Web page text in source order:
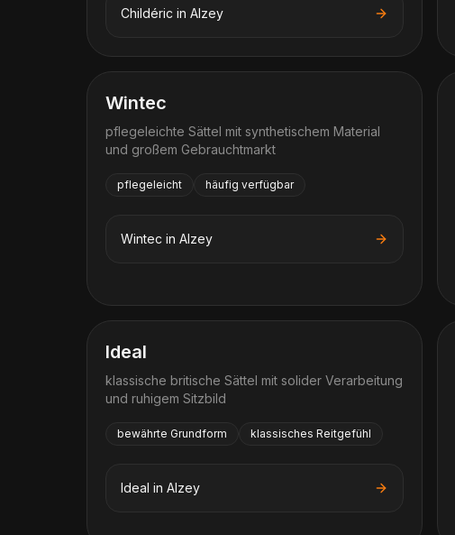
Childéric in Alzey
Wintec
pflegeleichte Sättel mit synthetischem Material
und großem Gebrauchtmarkt
pflegeleicht häufig verfügbar
Wintec in Alzey
Ideal
klassische britische Sättel mit solider Verarbeitung
und ruhigem Sitzbild
bewährte Grundform klassisches Reitgefühl
Ideal in Alzey